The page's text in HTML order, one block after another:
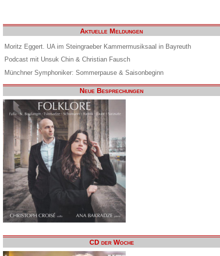
Aktuelle Meldungen
Moritz Eggert. UA im Steingraeber Kammermusiksaal in Bayreuth
Podcast mit Unsuk Chin & Christian Fausch
Münchner Symphoniker: Sommerpause & Saisonbeginn
Neue Besprechungen
CD der Woche